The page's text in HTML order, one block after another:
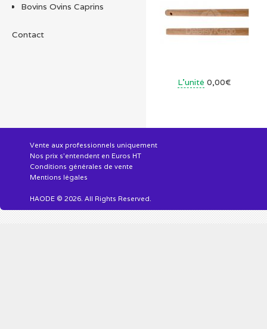
L'unité 0,00€
Bovins Ovins Caprins
Contact
Vente aux professionnels uniquement
Nos prix s'entendent en Euros HT
Conditions générales de vente
Mentions légales
HAODE © 2026. All Rights Reserved.